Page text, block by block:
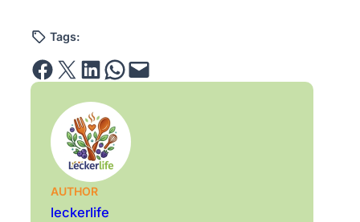
Tags:
Share on Facebook Email this Page Share on LinkedIn Share on WhatsApp Email this Page
AUTHOR
leckerlife